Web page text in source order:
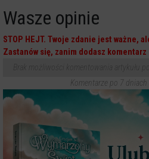
Wasze opinie
STOP HEJT. Twoje zdanie jest ważne,
Zastanów się, zanim dodasz komentarz
Komentarze po 7 dniach